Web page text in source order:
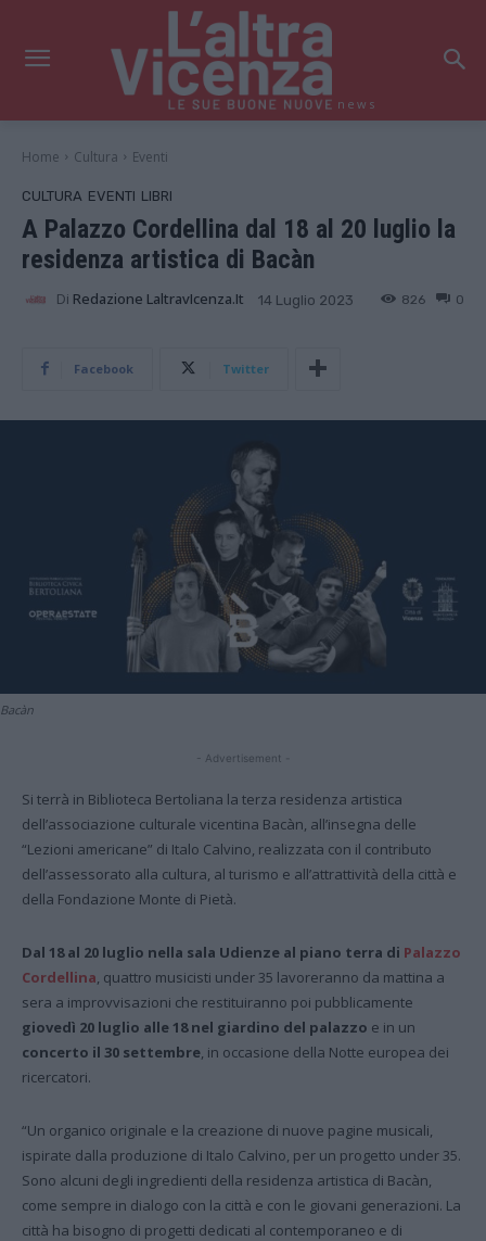
news
Home Cultura Eventi
CULTURA EVENTI LIBRI
A Palazzo Cordellina dal 18 al 20 luglio la
residenza artistica di Bacàn
Di Redazione LaltravIcenza.it 14 Luglio 2023 0
826
Facebook Twitter
Bacàn
- Advertisement -
Si terrà in Biblioteca Bertoliana la terza residenza artistica
dell’associazione culturale vicentina Bacàn, all’insegna delle
“Lezioni americane” di Italo Calvino, realizzata con il contributo
dell’assessorato alla cultura, al turismo e all’attrattività della città e
della Fondazione Monte di Pietà.
Dal 18 al 20 luglio nella sala Udienze al piano terra di Palazzo
Cordellina, quattro musicisti under 35 lavoreranno da mattina a
sera a improvvisazioni che restituiranno poi pubblicamente
giovedì 20 luglio alle 18 nel giardino del palazzo e in un
concerto il 30 settembre, in occasione della Notte europea dei
ricercatori.
“Un organico originale e la creazione di nuove pagine musicali,
ispirate dalla produzione di Italo Calvino, per un progetto under 35.
Sono alcuni degli ingredienti della residenza artistica di Bacàn,
come sempre in dialogo con la città e con le giovani generazioni. La
città ha bisogno di progetti dedicati al contemporaneo e di